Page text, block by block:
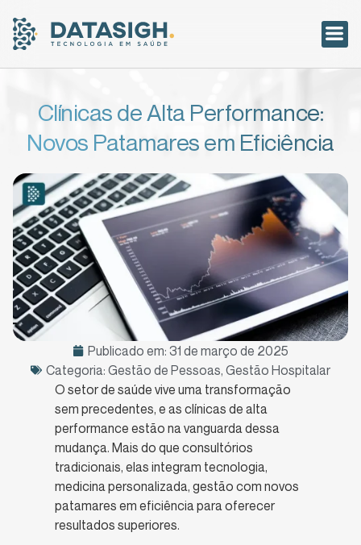
Clínicas de Alta Performance:
Novos Patamares em Eficiência
Publicado em: 31 de março de 2025
Categoria: Gestão de Pessoas, Gestão Hospitalar
O setor de saúde vive uma transformação
sem precedentes, e as clínicas de alta
performance estão na vanguarda dessa
mudança. Mais do que consultórios
tradicionais, elas integram tecnologia,
medicina personalizada, gestão com novos
patamares em eficiência para oferecer
resultados superiores.